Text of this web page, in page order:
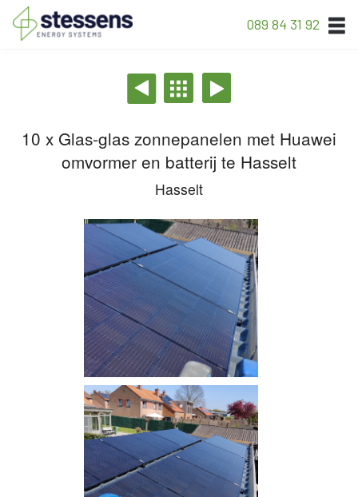
089 84 31 92
10 x Glas-glas zonnepanelen met Huawei
omvormer en batterij te Hasselt
Hasselt